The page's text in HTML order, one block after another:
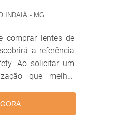
INDAIÁ - MG
comprar lentes de
a referência
Ao solicitar um
que melhor
e um suporte
inicial ao pós-